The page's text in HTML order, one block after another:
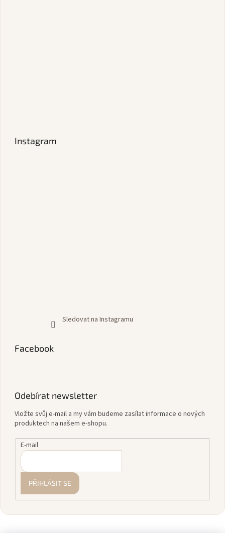
Instagram
Sledovat na Instagramu
Facebook
Odebírat newsletter
Vložte svůj e-mail a my vám budeme zasílat informace o nových
produktech na našem e-shopu.
E-mail
PŘIHLÁSIT SE